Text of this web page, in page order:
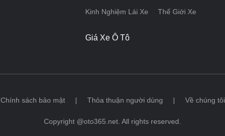
Kinh Nghiệm Lái Xe
Thế Giới Xe
Giá Xe Ô Tô
Chính sách bảo mật | Thỏa thuận người dùng | Về chúng tôi
Copyright @oto365.net. All rights reserved.